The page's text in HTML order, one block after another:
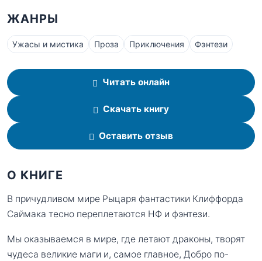
ЖАНРЫ
Ужасы и мистика Проза Приключения Фэнтези
Читать онлайн
Скачать книгу
Оставить отзыв
О КНИГЕ
В причудливом мире Рыцаря фантастики Клиффорда
Саймака тесно переплетаются НФ и фэнтези.
Мы оказываемся в мире, где летают драконы, творят
чудеса великие маги и, самое главное, Добро по-